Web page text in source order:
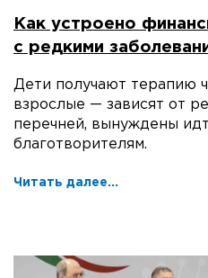
Как устроено
с редкими
Дети получают терапию
взрослые — зависят от
перечней, вынуждены
благотворителям.
Читать далее...